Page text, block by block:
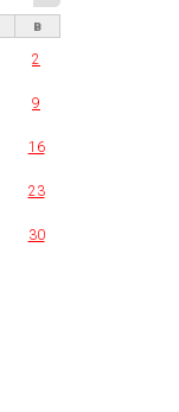
в
2
9
16
23
30